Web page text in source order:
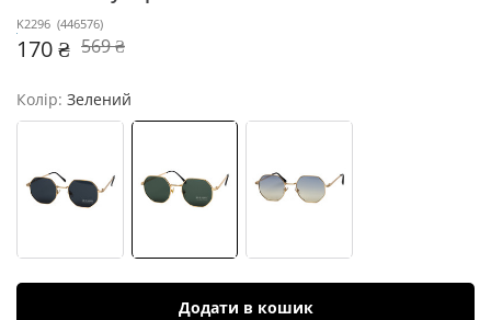
K2296 (446576)
170 ₴ 569 ₴
Колір: Зелений
Додати в кошик